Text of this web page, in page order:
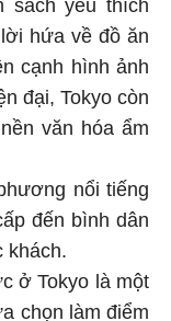
hứa về đồ ăn
cạnh hình ảnh
đại, Tokyo còn
văn hóa ẩm
nổi tiếng
đến bình dân
ở Tokyo là một
chọn làm điểm